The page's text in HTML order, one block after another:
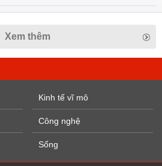
Xem thêm
Kinh tế vĩ mô
Công nghệ
Sống